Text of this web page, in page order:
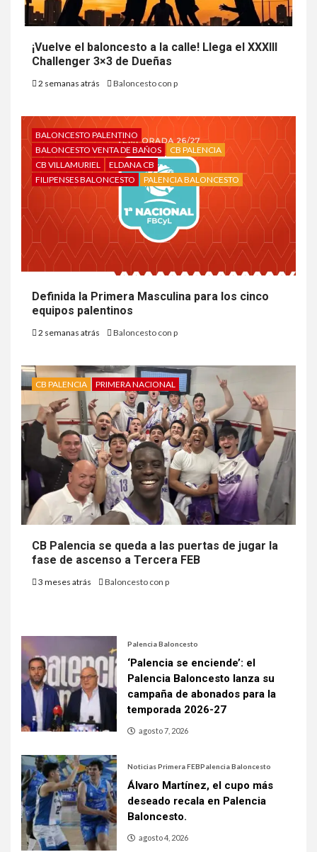
¡Vuelve el baloncesto a la calle! Llega el XXXIII
Challenger 3×3 de Dueñas
2 semanas atrás Baloncesto con p
BALONCESTO PALENTINO
BALONCESTO VENTA DE BAÑOS
CB PALENCIA
CB VILLAMURIEL
ELDANA CB
FILIPENSES BALONCESTO
PALENCIA BALONCESTO
Definida la Primera Masculina para los cinco
equipos palentinos
2 semanas atrás Baloncesto con p
CB PALENCIA PRIMERA NACIONAL
CB Palencia se queda a las puertas de jugar la
fase de ascenso a Tercera FEB
3 meses atrás Baloncesto con p
Palencia Baloncesto
‘Palencia se enciende’: el
Palencia Baloncesto lanza su
campaña de abonados para la
temporada 2026-27
agosto 7, 2026
Noticias Primera FEBPalencia Baloncesto
Álvaro Martínez, el cupo más
deseado recala en Palencia
Baloncesto.
agosto 4, 2026